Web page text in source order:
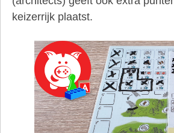
keizerrijk plaatst.